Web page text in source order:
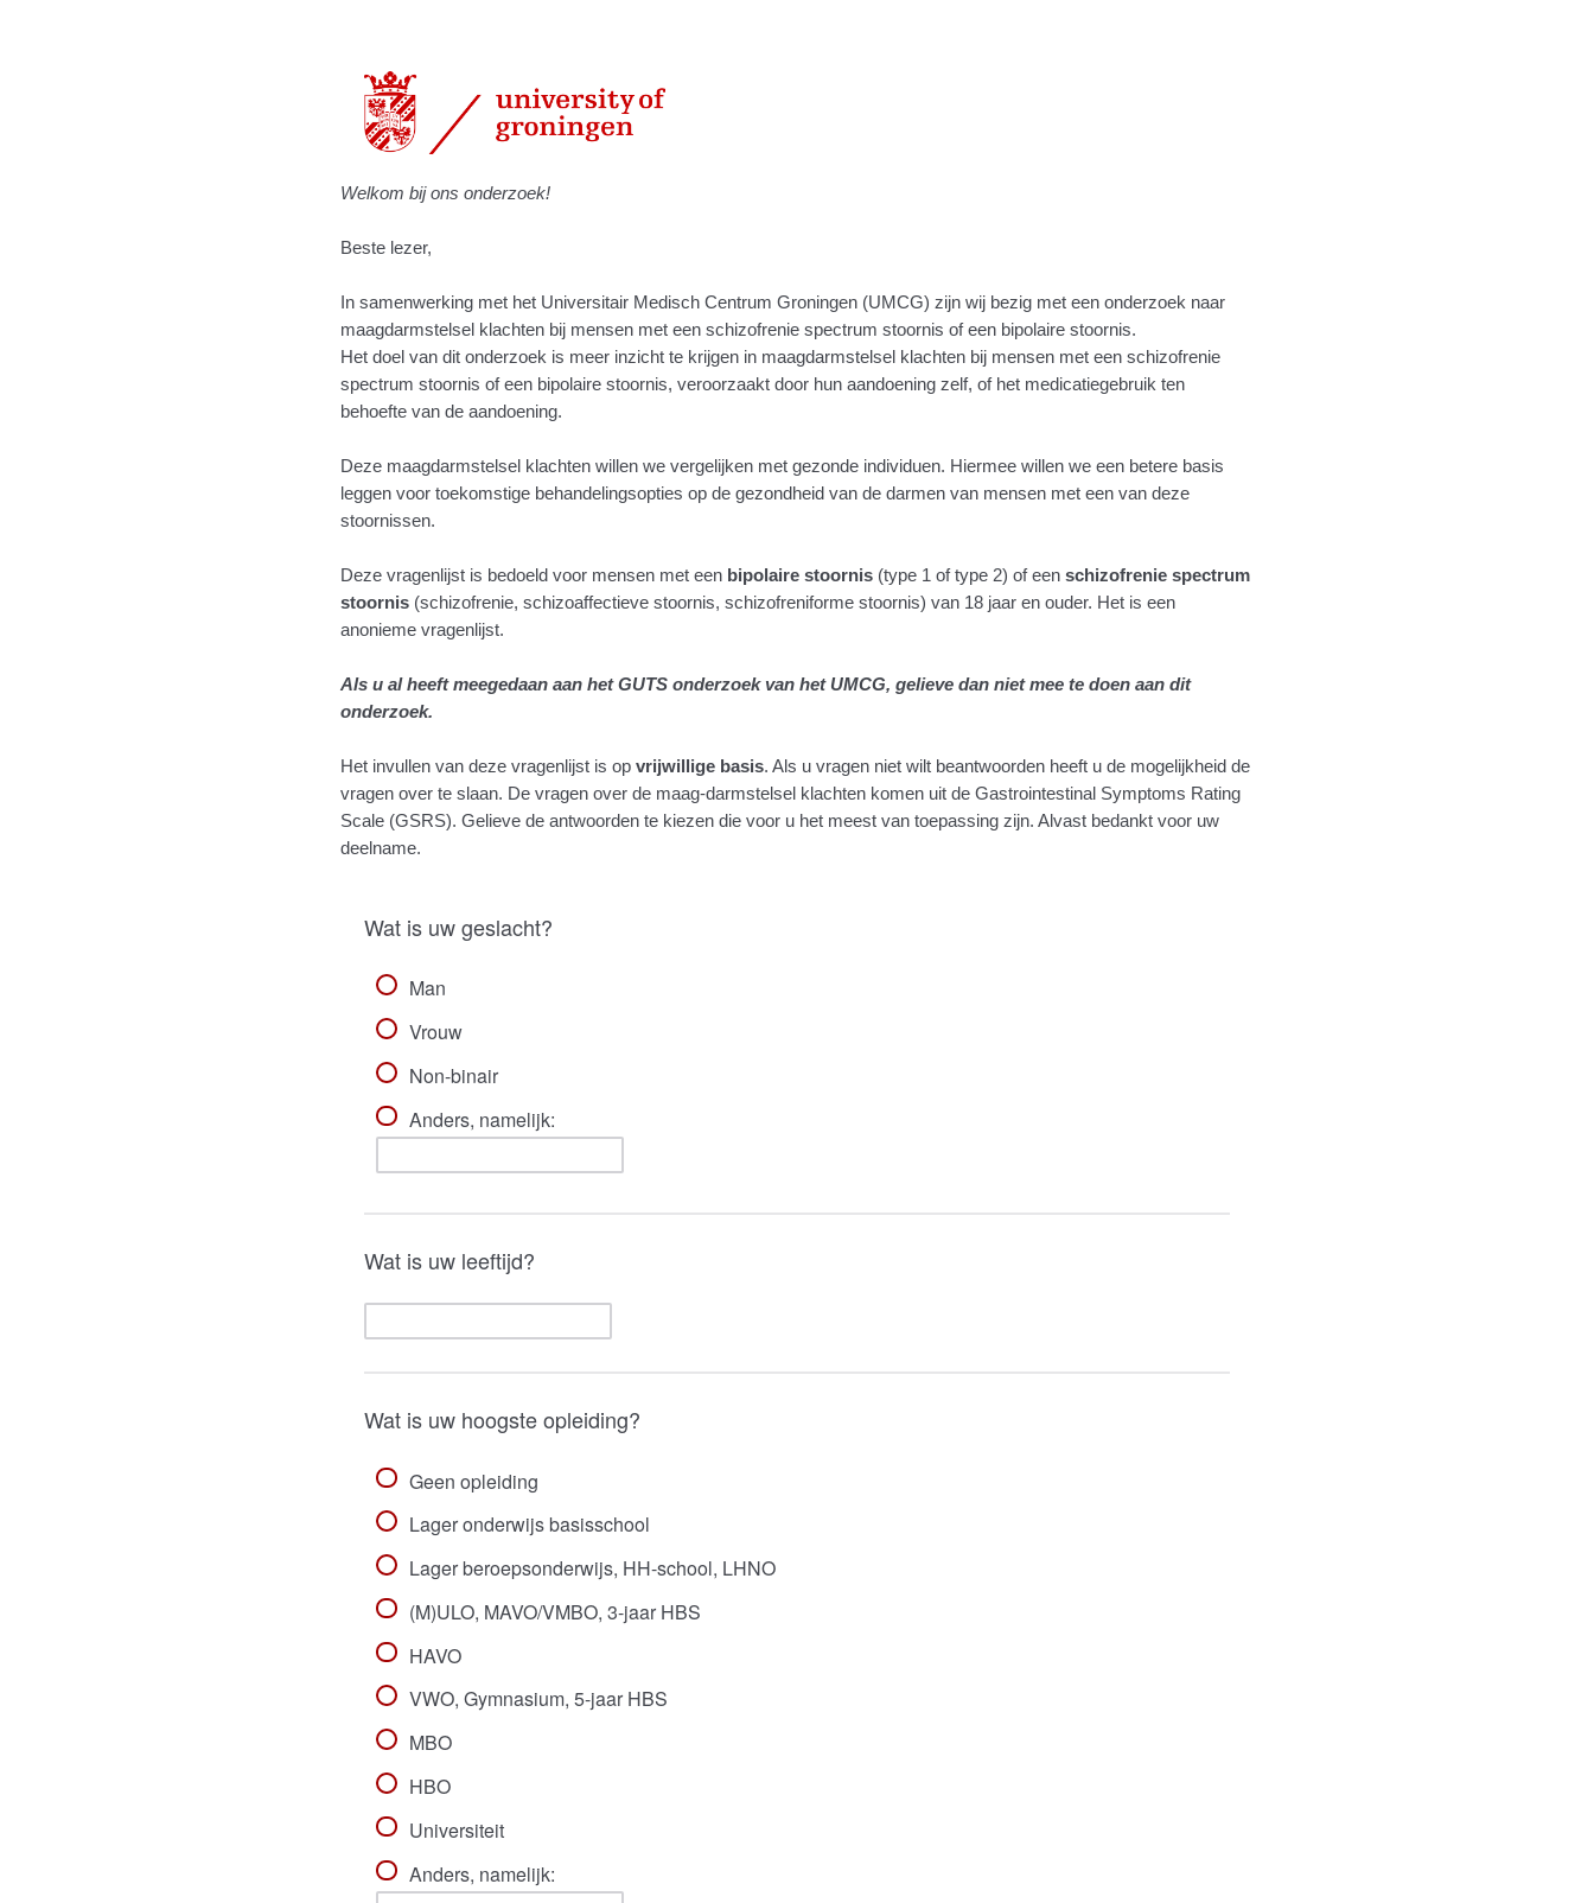
Welkom bij ons onderzoek!
Beste lezer,
In samenwerking met het Universitair Medisch Centrum Groningen (UMCG) zijn wij bezig met een onderzoek naar
maagdarmstelsel klachten bij mensen met een schizofrenie spectrum stoornis of een bipolaire stoornis.
Het doel van dit onderzoek is meer inzicht te krijgen in maagdarmstelsel klachten bij mensen met een schizofrenie
spectrum stoornis of een bipolaire stoornis, veroorzaakt door hun aandoening zelf, of het medicatiegebruik ten
behoefte van de aandoening.
Deze maagdarmstelsel klachten willen we vergelijken met gezonde individuen. Hiermee willen we een betere basis
leggen voor toekomstige behandelingsopties op de gezondheid van de darmen van mensen met een van deze
stoornissen.
Deze vragenlijst is bedoeld voor mensen met een bipolaire stoornis (type 1 of type 2) of een schizofrenie spectrum
stoornis (schizofrenie, schizoaffectieve stoornis, schizofreniforme stoornis) van 18 jaar en ouder. Het is een
anonieme vragenlijst.
Als u al heeft meegedaan aan het GUTS onderzoek van het UMCG, gelieve dan niet mee te doen aan dit
onderzoek.
Het invullen van deze vragenlijst is op vrijwillige basis. Als u vragen niet wilt beantwoorden heeft u de mogelijkheid de
vragen over te slaan. De vragen over de maag-darmstelsel klachten komen uit de Gastrointestinal Symptoms Rating
Scale (GSRS). Gelieve de antwoorden te kiezen die voor u het meest van toepassing zijn. Alvast bedankt voor uw
deelname.
Wat is uw geslacht?
Man
Vrouw
Non-binair
Anders, namelijk:
Wat is uw leeftijd?
Wat is uw hoogste opleiding?
Geen opleiding
Lager onderwijs basisschool
Lager beroepsonderwijs, HH-school, LHNO
(M)ULO, MAVO/VMBO, 3-jaar HBS
HAVO
VWO, Gymnasium, 5-jaar HBS
MBO
HBO
Universiteit
Anders, namelijk: